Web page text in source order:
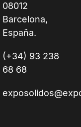
08012
Barcelona,
España.
(+34) 93 238
68 68